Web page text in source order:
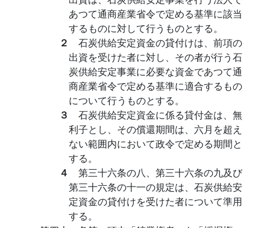
あつて通商産業省令で定める基準に該当
するものに対して行うものとする。
２ 石炭供給安定資金の貸付けは、前項の
出資を受けた者に対し、その者が行う石
炭供給安定事業に必要な資金であつて通
商産業省令で定める基準に適合するもの
について行うものとする。
３ 石炭供給安定資金に係る貸付金は、無
利子とし、その償還期間は、六月を超え
ない範囲内において政令で定める期間と
する。
４ 第三十六条の八、第三十六条の九及び
第三十六条の十一の規定は、石炭供給安
定資金の貸付けを受けた者について準用
する。